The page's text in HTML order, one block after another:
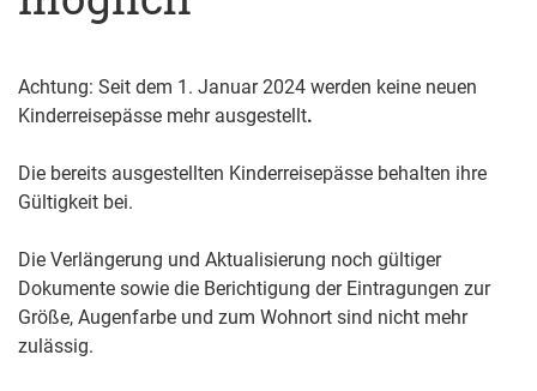
Achtung: Seit dem 1. Januar 2024 werden keine neuen
Kinderreisepässe mehr ausgestellt.
Die bereits ausgestellten Kinderreisepässe behalten ihre
Gültigkeit bei.
Die Verlängerung und Aktualisierung noch gültiger
Dokumente sowie die Berichtigung der Eintragungen zur
Größe, Augenfarbe und zum Wohnort sind nicht mehr
zulässig.